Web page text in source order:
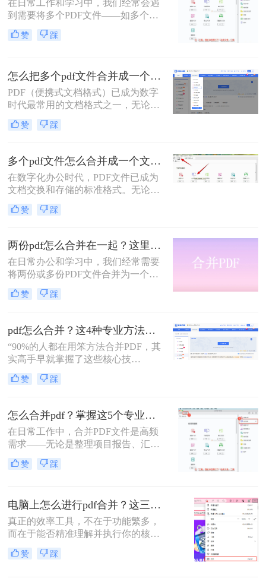
在日常工作和学习中，我们经常会遇
到需要将多个PDF文件——如多个章
节的电子书、一系列扫描件、不同来
源的报告或发票——整合为一个单一
然而，面对这一看似简单的任务，许
多用户却不知从何下手，或者使用的
工具不够高效、安全。
赞 踩
怎么把多个pdf文件合并成一个？全面指南与详细方法解析！
PDF（便携式文档格式）已成为数字
时代最常用的文档格式之一，无论是
学术论文、商务报告、电子书还是官
方文件，PDF都能保持原始格式在不
作和学习中，我们常常需要将多个
PDF文件合并成一个，以方便管理、
分享或打印。那么怎么把多个pdf文件
合并成一个呢？本文将全面解析多种
PDF合并方法，帮助您根据具体需求
选择最合适的解决方案。
赞 踩
多个pdf文件怎么合并成一个文件？从新手到高手的完整指南！
在数字化办公时代，PDF文件已成为
文档交换和存储的标准格式。无论是
学术研究、工作报告还是法律文件，
我们经常需要将多个PDF文件整合为
对这一需求时常常感到困惑。那么多
个pdf文件怎么合并成一个文件呢？本
文将详细介绍七种常用且高效的PDF
合并方法，涵盖不同平台、使用场景
和技术水平，助您轻松应对各种PDF
处理需求。
赞 踩
两份pdf怎么合并在一起？这里分享4个合并方法！
在日常办公和学习中，我们经常需要
将两份或多份PDF文件合并为一个，
以便于查阅、分享和存储。那么两份
pdf怎么合并在一起呢？本文将介绍四
您轻松完成PDF合并任务。
赞 踩
pdf怎么合并？这4种专业方法，让你效率翻倍！
“90%的人都在用笨方法合并PDF，其
实高手早就掌握了这些核心技
巧。”作为一名在电脑办公软件领域
深耕多年的测评博主，每天都会收到
中，“PDF怎么合并”这个问题出现的
频率高居不下。这看似简单的操作，
却实实在在地困扰着众多职场人：报
告整合、资料归档、方案提交……每
一次低效的手动处理，都在悄悄吞噬
你的时间与耐心。
赞 踩
怎么合并pdf？掌握这5个专业方法，效率提升300%！
在日常工作中，合并PDF文件是高频
需求——无论是整理项目报告、汇总
客户资料，还是准备学术论文。但许
多人仍在用低效、有风险的方法处理
我今天为你带来一份系统、专业的
PDF合并指南，助你告别效率低下与
安全隐患。
赞 踩
电脑上怎么进行pdf合并？这三招，让你十分钟从小白变高手！
真正的效率工具，不在于功能繁多，
而在于能否精准理解并执行你的核心
意图。“小编，快帮帮我！明早汇报
用的方案，十几份PDF还散着，甲方
赞 踩